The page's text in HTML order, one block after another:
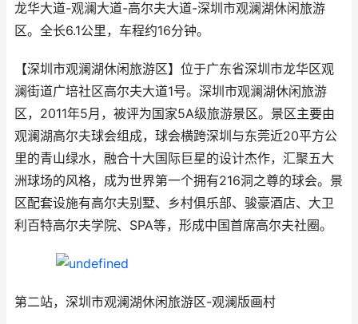
龙华大道-观澜大道-高尔夫大道-深圳市观澜湖休闲旅游
区。全长6.1公里，车程约16分钟。
【深圳市观澜湖休闲旅游区】位于广东省深圳市龙华区观
澜街道广培社区高尔夫大道1号。深圳市观澜湖休闲旅游
区，2011年5月，被评为国家5A级旅游景区。景区主要由
观澜湖高尔夫球会组成，球会横跨深圳与东莞近20平方公
里的青山绿水，融合十大国际巨星的设计杰作，汇聚五大
洲球场的风格，成为世界第一个拥有216洞之尊的球会。景
区配套设施有高尔夫别墅、乡村俱乐部、骏豪酒店、大卫
利百特高尔夫学院、SPA等，形成中国首席高尔夫社圈。
第二站，深圳市观澜湖休闲旅游区-观澜版画村